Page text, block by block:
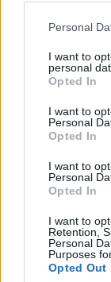
Please note
not limited to
grant or deny
use your data
consent section.
Personal
I want to
personal
Opted In
I want to
Personal
Opted In
I want to
Personal
Opted In
I want to
Retention,
Personal
Purposes
Opted Out
Βόλος:
τον οδηγό
ποδηλάτη